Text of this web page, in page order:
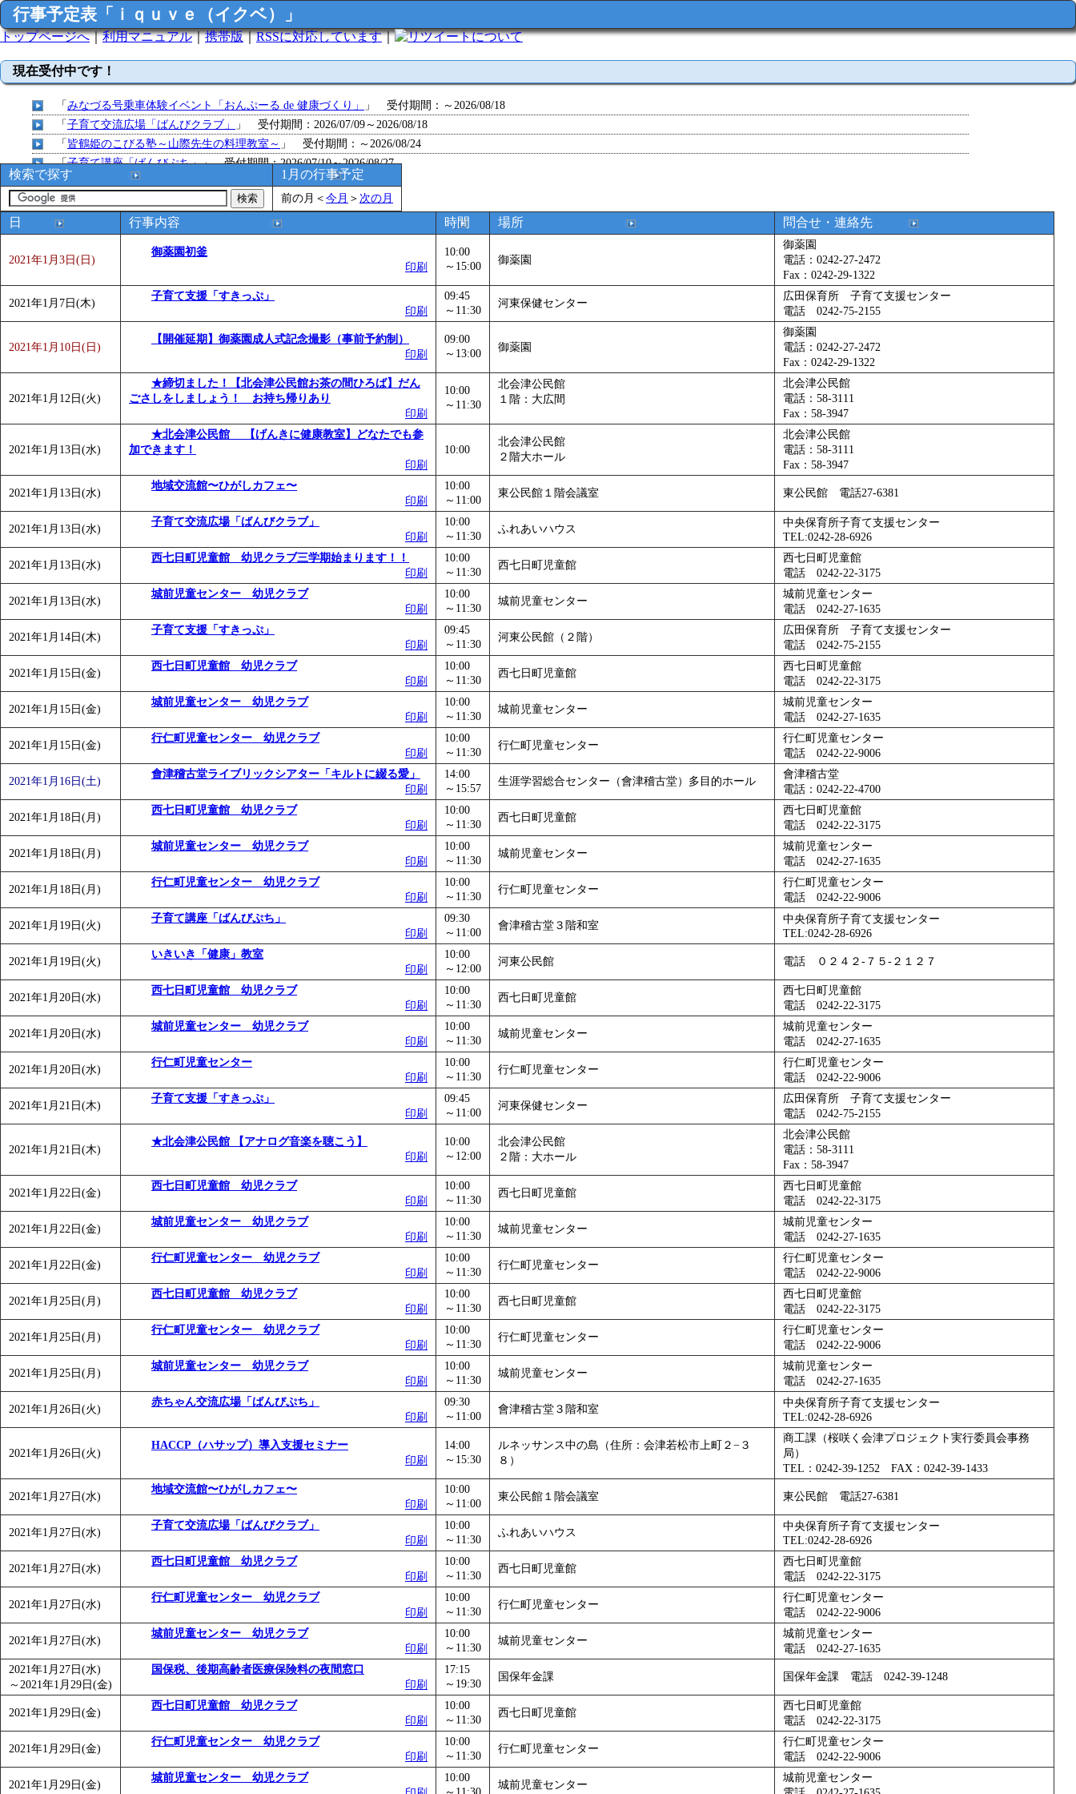
行事予定表「ｉｑｕｖｅ（イクベ）」
トップページへ｜利用マニュアル｜携帯版｜RSSに対応しています｜ について
現在受付中です！
「みなづる号乗車体験イベント「おんぷーる de 健康づくり」
」 受付期間：～2026/08/18
「子育て交流広場「ばんびクラブ」
」 受付期間：2026/07/09～2026/08/18
「皆鶴姫のこびる塾～山際先生の料理教室～ 」 受付期間：～2026/08/24
「子育て講座「ばんびぷち」」 受付期間：2026/07/10～2026/08/27
「 子育て交流広場「ばんびクラブ」
」 受付期間：2026/07/13～2026/08/28
「子育て交流広場「ばんびクラブ」
」 受付期間：2026/08/10～2026/09/01
「
赤ちゃん子育て講座「ばんびぷち」
」 受付期間：2026/08/10～2026/09/07
「まだまだ暑い！コミプの夏！！第11回 水中レクリエーション 障害物競争でお土産をゲットせよ！
「子育て交流広場「ばんびクラブ」」 受付期間：2026/08/10～2026/09/15
」 受付期間：2026/08/10～2026/09/28
みなづる号乗車体験イベント「おんぷーる de 健康づくり」」 受付期間：～2026/09/29
「堂島地区歴史ウオークの参加者を募集します
」 受付期間：～2026/09/30
「みなづる号乗車体験イベント「おんぷーる de 健康づくり」」 受付期間：～2026/11/05
「皆鶴姫のこびる塾～山際先生の料理教室～」 受付期間：～2026/11/30
」 受付期間：～2026/12/03
検索で探す 1月の行事予定
前の月 ＜今月 ＞ 次の月
日 行事内容 時間 場所 問合せ・連絡先
2021年1月3日(日)
御薬園初釜
印刷
10:00
～15:00
御薬園
御薬園
電話：0242-27-2472
Fax：0242-29-1322
2021年1月7日(木)
子育て支援「すきっぷ」
印刷
09:45
～11:30
河東保健センター
広田保育所 子育て支援センター
電話 0242-75-2155
2021年1月10日(日)
【開催延期】御薬園成人式記念撮影（事前予約制）
印刷
09:00
～13:00
御薬園
御薬園
電話：0242-27-2472
Fax：0242-29-1322
2021年1月12日(火)
★締切ました！【北会津公民館お茶の間ひろば】だん
ごさしをしましょう！ お持ち帰りあり
印刷
10:00
～11:30
北会津公民館
１階：大広間
北会津公民館
電話：58-3111
Fax：58-3947
2021年1月13日(水)
★北会津公民館 【げんきに健康教室】どなたでも参
加できます！
印刷
10:00
北会津公民館
２階大ホール
北会津公民館
電話：58-3111
Fax：58-3947
2021年1月13日(水)
地域交流館〜ひがしカフェ〜
印刷
10:00
～11:00
東公民館１階会議室 東公民館 電話27-6381
2021年1月13日(水)
子育て交流広場「ばんびクラブ」
印刷
10:00
～11:30
ふれあいハウス
中央保育所子育て支援センター
TEL:0242-28-6926
2021年1月13日(水)
西七日町児童館 幼児クラブ三学期始まります！！
印刷
10:00
～11:30
西七日町児童館
西七日町児童館
電話 0242-22-3175
2021年1月13日(水)
城前児童センター 幼児クラブ
印刷
10:00
～11:30
城前児童センター
城前児童センター
電話 0242-27-1635
2021年1月14日(木)
子育て支援「すきっぷ」
印刷
09:45
～11:30
河東公民館（２階）
広田保育所 子育て支援センター
電話 0242-75-2155
2021年1月15日(金)
西七日町児童館 幼児クラブ
印刷
10:00
～11:30
西七日町児童館
西七日町児童館
電話 0242-22-3175
2021年1月15日(金)
城前児童センター 幼児クラブ
印刷
10:00
～11:30
城前児童センター
城前児童センター
電話 0242-27-1635
2021年1月15日(金)
行仁町児童センター 幼児クラブ
印刷
10:00
～11:30
行仁町児童センター
行仁町児童センター
電話 0242-22-9006
2021年1月16日(土)
會津稽古堂ライブリックシアター「キルトに綴る愛」
印刷
14:00
～15:57
生涯学習総合センター（會津稽古堂）多目的ホール
會津稽古堂
電話：0242-22-4700
2021年1月18日(月)
西七日町児童館 幼児クラブ
印刷
10:00
～11:30
西七日町児童館
西七日町児童館
電話 0242-22-3175
2021年1月18日(月)
城前児童センター 幼児クラブ
印刷
10:00
～11:30
城前児童センター
城前児童センター
電話 0242-27-1635
2021年1月18日(月)
行仁町児童センター 幼児クラブ
印刷
10:00
～11:30
行仁町児童センター
行仁町児童センター
電話 0242-22-9006
2021年1月19日(火)
子育て講座「ばんびぷち」
印刷
09:30
～11:00
會津稽古堂３階和室
中央保育所子育て支援センター
TEL:0242-28-6926
2021年1月19日(火)
いきいき「健康」教室
印刷
10:00
～12:00
河東公民館 電話 ０２４２-７５-２１２７
2021年1月20日(水)
西七日町児童館 幼児クラブ
印刷
10:00
～11:30
西七日町児童館
西七日町児童館
電話 0242-22-3175
2021年1月20日(水)
城前児童センター 幼児クラブ
印刷
10:00
～11:30
城前児童センター
城前児童センター
電話 0242-27-1635
2021年1月20日(水)
行仁町児童センター
印刷
10:00
～11:30
行仁町児童センター
行仁町児童センター
電話 0242-22-9006
2021年1月21日(木)
子育て支援「すきっぷ」
印刷
09:45
～11:00
河東保健センター
広田保育所 子育て支援センター
電話 0242-75-2155
2021年1月21日(木)
★北会津公民館 【アナログ音楽を聴こう】
印刷
10:00
～12:00
北会津公民館
２階：大ホール
北会津公民館
電話：58-3111
Fax：58-3947
2021年1月22日(金)
西七日町児童館 幼児クラブ
印刷
10:00
～11:30
西七日町児童館
西七日町児童館
電話 0242-22-3175
2021年1月22日(金)
城前児童センター 幼児クラブ
印刷
10:00
～11:30
城前児童センター
城前児童センター
電話 0242-27-1635
2021年1月22日(金)
行仁町児童センター 幼児クラブ
印刷
10:00
～11:30
行仁町児童センター
行仁町児童センター
電話 0242-22-9006
2021年1月25日(月)
西七日町児童館 幼児クラブ
印刷
10:00
～11:30
西七日町児童館
西七日町児童館
電話 0242-22-3175
2021年1月25日(月)
行仁町児童センター 幼児クラブ
印刷
10:00
～11:30
行仁町児童センター
行仁町児童センター
電話 0242-22-9006
2021年1月25日(月)
城前児童センター 幼児クラブ
印刷
10:00
～11:30
城前児童センター
城前児童センター
電話 0242-27-1635
2021年1月26日(火)
赤ちゃん交流広場「ばんびぷち」
印刷
09:30
～11:00
會津稽古堂３階和室
中央保育所子育て支援センター
TEL:0242-28-6926
2021年1月26日(火)
HACCP（ハサップ）導入支援セミナー
印刷
14:00
～15:30
ルネッサンス中の島（住所：会津若松市上町２−３
８）
商工課（桜咲く会津プロジェクト実行委員会事務
局）
TEL：0242-39-1252 FAX：0242-39-1433
2021年1月27日(水)
地域交流館〜ひがしカフェ〜
印刷
10:00
～11:00
東公民館１階会議室 東公民館 電話27-6381
2021年1月27日(水)
子育て交流広場「ばんびクラブ」
印刷
10:00
～11:30
ふれあいハウス
中央保育所子育て支援センター
TEL:0242-28-6926
2021年1月27日(水)
西七日町児童館 幼児クラブ
印刷
10:00
～11:30
西七日町児童館
西七日町児童館
電話 0242-22-3175
2021年1月27日(水)
行仁町児童センター 幼児クラブ
印刷
10:00
～11:30
行仁町児童センター
行仁町児童センター
電話 0242-22-9006
2021年1月27日(水)
城前児童センター 幼児クラブ
印刷
10:00
～11:30
城前児童センター
城前児童センター
電話 0242-27-1635
2021年1月27日(水)
～ 2021年1月29日(金)
国保税、後期高齢者医療保険料の夜間窓口
印刷
17:15
～19:30
国保年金課 国保年金課 電話 0242-39-1248
2021年1月29日(金)
西七日町児童館 幼児クラブ
印刷
10:00
～11:30
西七日町児童館
西七日町児童館
電話 0242-22-3175
2021年1月29日(金)
行仁町児童センター 幼児クラブ
印刷
10:00
～11:30
行仁町児童センター
行仁町児童センター
電話 0242-22-9006
2021年1月29日(金)
城前児童センター 幼児クラブ
10:00
城前児童センター
城前児童センター